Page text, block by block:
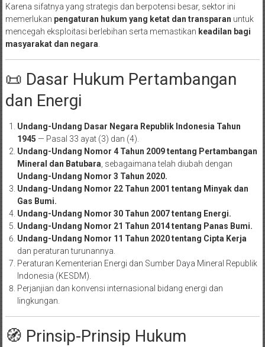
Karena sifatnya yang strategis dan berpotensi besar, sektor ini
memerlukan pengaturan hukum yang ketat dan transparan untuk
mencegah eksploitasi berlebihan serta memastikan keadilan bagi
masyarakat dan negara.
📜 Dasar Hukum Pertambangan
dan Energi
Undang-Undang Dasar Negara Republik Indonesia Tahun
1945 — Pasal 33 ayat (3) dan (4).
Undang-Undang Nomor 4 Tahun 2009 tentang Pertambangan
Mineral dan Batubara, sebagaimana telah diubah dengan
Undang-Undang Nomor 3 Tahun 2020.
Undang-Undang Nomor 22 Tahun 2001 tentang Minyak dan
Gas Bumi.
Undang-Undang Nomor 30 Tahun 2007 tentang Energi.
Undang-Undang Nomor 21 Tahun 2014 tentang Panas Bumi.
Undang-Undang Nomor 11 Tahun 2020 tentang Cipta Kerja
dan peraturan turunannya.
Peraturan Kementerian Energi dan Sumber Daya Mineral Republik
Indonesia (KESDM).
Perjanjian dan konvensi internasional bidang energi dan
lingkungan.
🧭 Prinsip-Prinsip Hukum